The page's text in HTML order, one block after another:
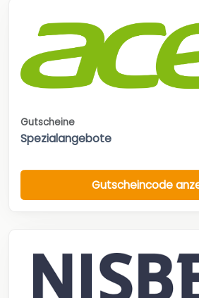
Gutscheine
Spezialangebote
Gutscheincode